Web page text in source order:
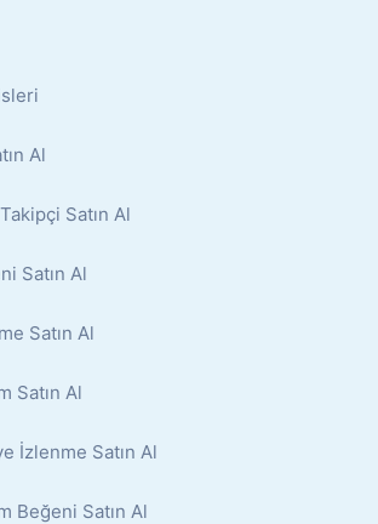
Al
Satın Al
Satın Al
Satın Al
Satın Al
İzlenme Satın Al
Beğeni Satın Al